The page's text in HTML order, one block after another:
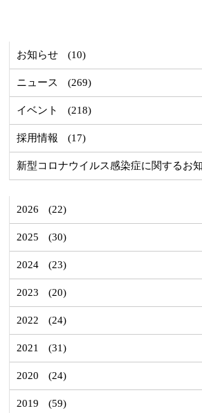
お知らせ (10)
ニュース (269)
イベント (218)
採用情報 (17)
新型コロナウイルス感染症に関するお
2026 (22)
2025 (30)
2024 (23)
2023 (20)
2022 (24)
2021 (31)
2020 (24)
2019 (59)